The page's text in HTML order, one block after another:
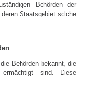
Behörden der
Staatsgebiet solche
Behörden bekannt, die
ermächtigt sind. Diese